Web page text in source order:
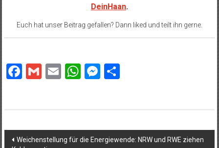
DeinHaan.
Euch hat unser Beitrag gefallen? Dann liked und teilt ihn gerne.
Facebook
Gmail
EmailWhatsApp
Messenger
Teilen
Beitragsnavigation
Weichenstellung für die Energiewende: NRW und RWE ziehen